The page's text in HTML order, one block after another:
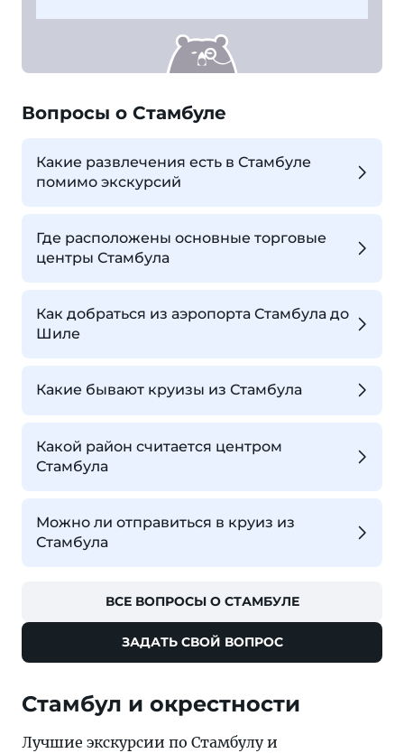
Вопросы о Стамбуле
Какие развлечения есть в Стамбуле
помимо экскурсий
Где расположены основные торговые
центры Стамбула
Как добраться из аэропорта Стамбула до
Шиле
Какие бывают круизы из Стамбула
Какой район считается центром
Стамбула
Можно ли отправиться в круиз из
Стамбула
ВСЕ ВОПРОСЫ О СТАМБУЛЕ
ЗАДАТЬ СВОЙ ВОПРОС
Стамбул и окрестности
Лучшие экскурсии по Стамбулу и